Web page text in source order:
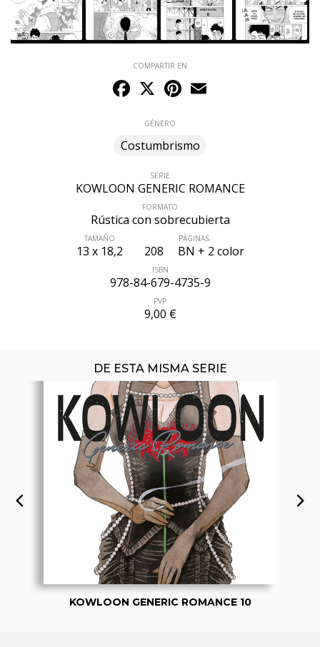
COMPARTIR EN
Facebook
X Pinterest
GÉNERO
Costumbrismo
SERIE
KOWLOON GENERIC ROMANCE
FORMATO
Rústica con sobrecubierta
TAMAÑO
13 x 18,2
PÁGINAS
208 BN + 2 color
ISBN
978-84-679-4735-9
PVP
9,00 €
DE ESTA MISMA SERIE
ÚLTIMO NÚMERO PUBLICADO
KOWLOON GENERIC ROMANCE 10